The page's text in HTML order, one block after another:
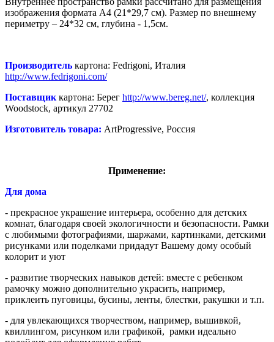
изображения формата А4 (21*29,7 см). Размер по внешнему
периметру – 24*32 см, глубина - 1,5см.
Производитель картона: Fedrigoni, Италия
http://www.fedrigoni.com/
Поставщик картона: Берег http://www.bereg.net/, коллекция
Woodstock, артикул 27702
Изготовитель товара: ArtProgressive, Россия
Применение:
Для дома
- прекрасное украшение интерьера, особенно для детских
комнат, благодаря своей экологичности и безопасности. Рамки
с любимыми фотографиями, шаржами, картинками, детскими
рисунками или поделками придадут Вашему дому особый
колорит и уют
- развитие творческих навыков детей: вместе с ребенком
рамочку можно дополнительно украсить, например,
приклеить пуговицы, бусины, ленты, блестки, ракушки и т.п.
- для увлекающихся творчеством, например, вышивкой,
квиллингом, рисунком или графикой, рамки идеально